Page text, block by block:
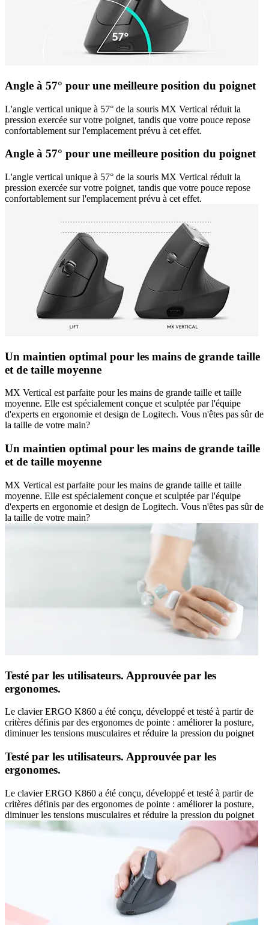
Angle à 57° pour une meilleure position du poignet
L'angle vertical unique à 57° de la souris MX Vertical réduit la
pression exercée sur votre poignet, tandis que votre pouce repose
confortablement sur l'emplacement prévu à cet effet.
Angle à 57° pour une meilleure position du poignet
L'angle vertical unique à 57° de la souris MX Vertical réduit la
pression exercée sur votre poignet, tandis que votre pouce repose
confortablement sur l'emplacement prévu à cet effet.
Un maintien optimal pour les mains de grande taille
et de taille moyenne
MX Vertical est parfaite pour les mains de grande taille et taille
moyenne. Elle est spécialement conçue et sculptée par l'équipe
d'experts en ergonomie et design de Logitech. Vous n'êtes pas sûr de
la taille de votre main?
Un maintien optimal pour les mains de grande taille
et de taille moyenne
MX Vertical est parfaite pour les mains de grande taille et taille
moyenne. Elle est spécialement conçue et sculptée par l'équipe
d'experts en ergonomie et design de Logitech. Vous n'êtes pas sûr de
la taille de votre main?
Testé par les utilisateurs. Approuvée par les
ergonomes.
Le clavier ERGO K860 a été conçu, développé et testé à partir de
critères définis par des ergonomes de pointe : améliorer la posture,
diminuer les tensions musculaires et réduire la pression du poignet
Testé par les utilisateurs. Approuvée par les
ergonomes.
Le clavier ERGO K860 a été conçu, développé et testé à partir de
critères définis par des ergonomes de pointe : améliorer la posture,
diminuer les tensions musculaires et réduire la pression du poignet